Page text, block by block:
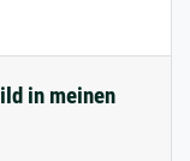
in meinen